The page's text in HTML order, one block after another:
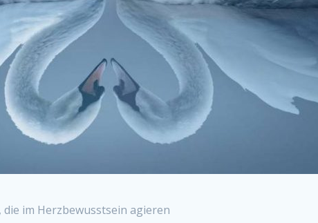
im Herzbewusstsein agieren